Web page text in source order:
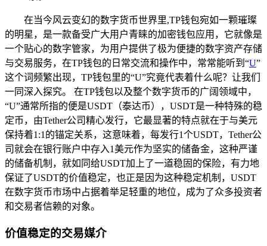
在当今风云变幻的数字货币世界里,TP钱包宛如一颗璀璨
的明星，是一款备受广大用户青睐的加密钱包应用，它就像是
一个贴心的数字管家，为用户提供了极为便捷的数字资产存储
与交易服务，在TP钱包的日常交流和操作中，常常能听到“U”
这个词频繁出现，TP钱包里的“U”究竟代表着什么呢？让我们
一同深入探究。 在TP钱包以及整个数字货币的广阔领域中，
“U”通常所指的便是USDT（泰达币），USDT是一种特殊的稳
定币，由Tether公司精心发行，它最显著的特点就在于与美元
保持着1:1的锚定关系，这意味着，每发行1个USDT，Tether公
司就会在银行账户中存入1美元作为坚实的储备金，这种严谨
的储备机制，就如同给USDT加上了一道稳固的保险，有力地
保证了USDT的价值稳定，也正是因为这种稳定机制，USDT
在数字货币市场中占据着举足轻重的地位，成为了众多投资者
和交易者信赖的对象。
价值稳定的交易媒介